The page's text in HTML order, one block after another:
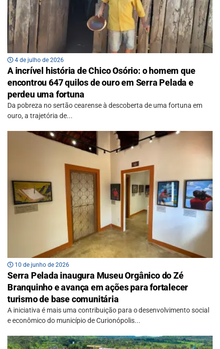
4 de julho de 2026
A incrível história de Chico Osório: o homem que
encontrou 647 quilos de ouro em Serra Pelada e
perdeu uma fortuna
Da pobreza no sertão cearense à descoberta de uma fortuna em
ouro, a trajetória de...
10 de junho de 2026
Serra Pelada inaugura Museu Orgânico do Zé
Branquinho e avança em ações para fortalecer
turismo de base comunitária
A iniciativa é mais uma contribuição para o desenvolvimento social
e econômico do município de Curionópolis...